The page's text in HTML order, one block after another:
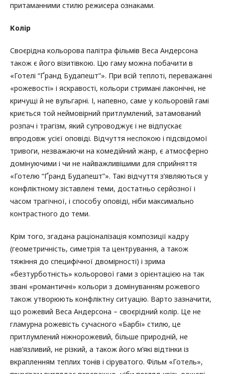
притаманними стилю режисера ознаками.
Колір
Своєрідна кольорова палітра фільмів Веса Андерсона
також є його візитівкою. Цю гаму можна побачити в
«Готелі “Ґранд Будапешт”». При всій теплоті, переважанні
«рожевості» і яскравості, кольори стримані лаконічні, не
кричущі й не вульгарні. І, напевно, саме у кольоровій гамі
криється той неймовірний притлумлений, затамований
розпач і трагізм, який супроводжує і не відпускає
впродовж усієї оповіді. Відчуття неспокою і підсвідомої
тривоги, незважаючи на комедійний жанр, є атмосферно
домінуючими і чи не найважливішими для сприйняття
«Готелю “Ґранд Будапешт”». Такі відчуття з’являються у
конфліктному зіставлені теми, достатньо серйозної і
часом трагічної, і способу оповіді, ніби максимально
контрастного до теми.
Крім того, згадана раціоналізація композиції кадру
(геометричність, симетрія та центрування, а також
тяжіння до специфічної двомірності) і зрима
«безтурботність» кольорової гами з орієнтацією на так
звані «романтичні» кольори з домінуванням рожевого
також утворюють конфліктну ситуацію. Варто зазначити,
що рожевий Веса Андерсона – своєрідний колір. Це не
гламурна рожевість сучасного «Барбі» стилю, це
притлумлений ніжнорожевий, більше природній, не
нав’язливий, не різкий, а також його м’які відтінки із
вкрапленням теплих тонів і сіруватого. Фільм «Готель»,